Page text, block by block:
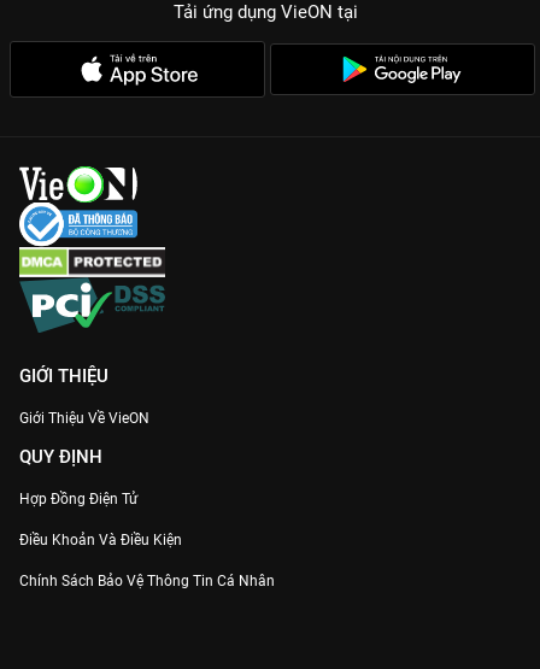
Tải ứng dụng VieON tại
GIỚI THIỆU
Giới Thiệu Về VieON
QUY ĐỊNH
Hợp Đồng Điện Tử
Điều Khoản Và Điều Kiện
Chính Sách Bảo Vệ Thông Tin Cá Nhân